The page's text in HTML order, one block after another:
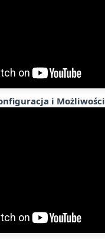
i Możliwości